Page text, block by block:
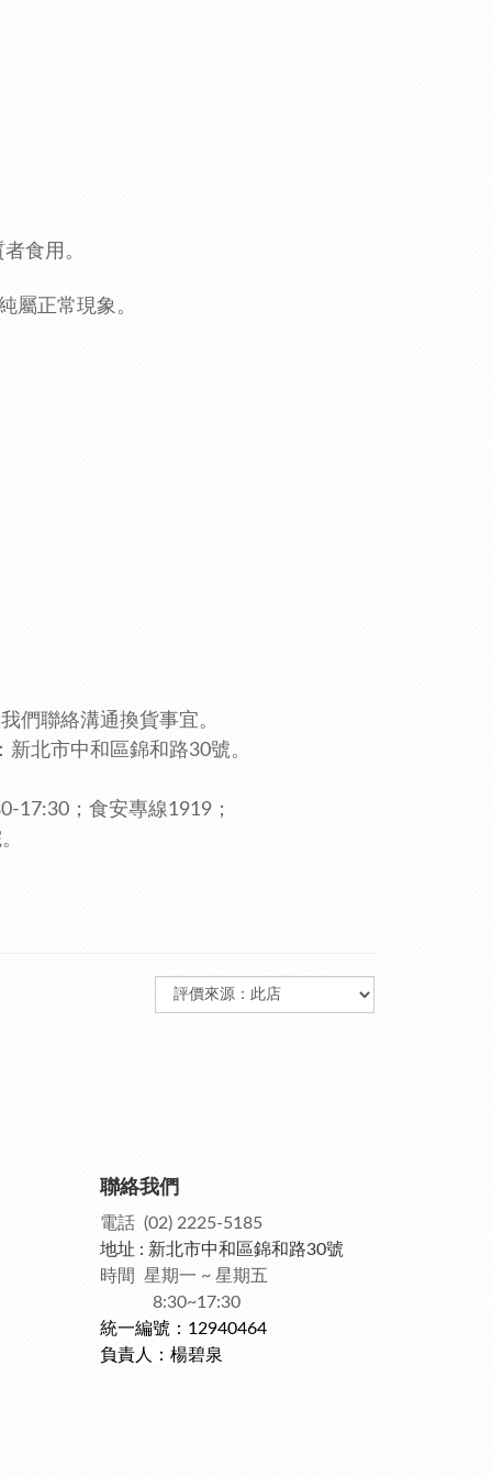
食用。
屬正常現象。
們聯絡溝通換貨事宜。
新北市中和區錦和路30號。
17:30；食安專線1919 ；
聯絡我們
電話 (02) 2225-5185
地址 : 新北市中和區錦和路30號
時間 星期一 ~ 星期五
8:30~17:30
統一編號：12940464
負責人：楊碧泉